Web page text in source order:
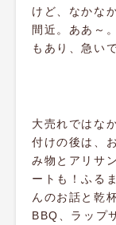
けど、なかな
間近。ああ～
もあり、急い
大売れではな
付けの後は、
み物とアリサ
ートも！ふる
んのお話と乾
BBQ、ラップ